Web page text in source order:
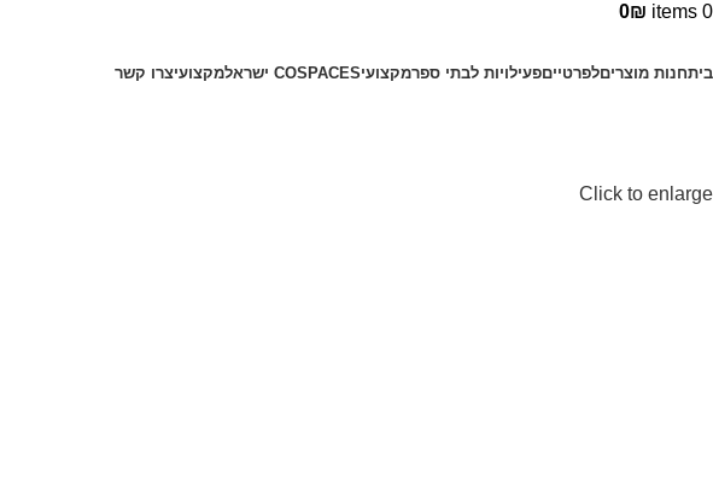
0
items
0₪
ביתחנות מוצריםלפרטייםפעילויות לבתי ספרמקצועיCOSPACES ישראל מקצועיצרו קשר
Click to enlarge